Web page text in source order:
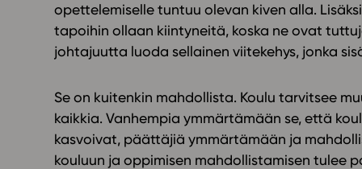
opettelemiselle tuntuu olevan kiven alla.
tapoihin ollaan kiintyneitä, koska ne ovat
johtajuutta luoda sellainen viitekehys, jonka
Se on kuitenkin mahdollista. Koulu tarvitsee
kaikkia. Vanhempia ymmärtämään se, että
kasvoivat, päättäjiä ymmärtämään ja
kouluun ja oppimisen mahdollistamisen tulee